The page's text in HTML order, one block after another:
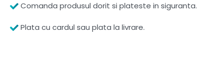
Comanda produsul dorit si plateste in siguranta.
Plata cu cardul sau plata la livrare.